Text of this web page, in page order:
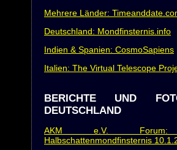
Mehrere Länder:
Deutschland: Mondfinsternis.info
Indien & Spanien: CosmoSapiens
Italien: The Virtual Telescope
BERICHTE UND
DEUTSCHLAND
AKM e.V. Forum:
Halbschattenmondfinsternis